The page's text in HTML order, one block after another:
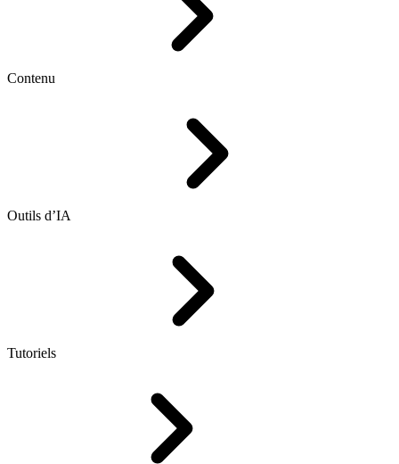
Contenu
Outils d’IA
Tutoriels